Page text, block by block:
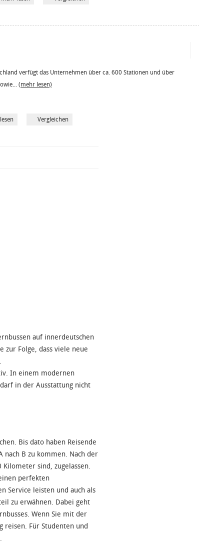
verfügt das Unternehmen über ca. 600 Stationen und über
(mehr lesen)
Vergleichen
auf innerdeutschen
zur Folge, dass viele neue
In einem modernen
in der Ausstattung nicht
Bis dato haben Reisende
nach B zu kommen. Nach der
Kilometer sind, zugelassen.
perfekten
Service leisten und auch als
zu erwähnen. Dabei geht
Wenn Sie mit der
reisen. Für Studenten und